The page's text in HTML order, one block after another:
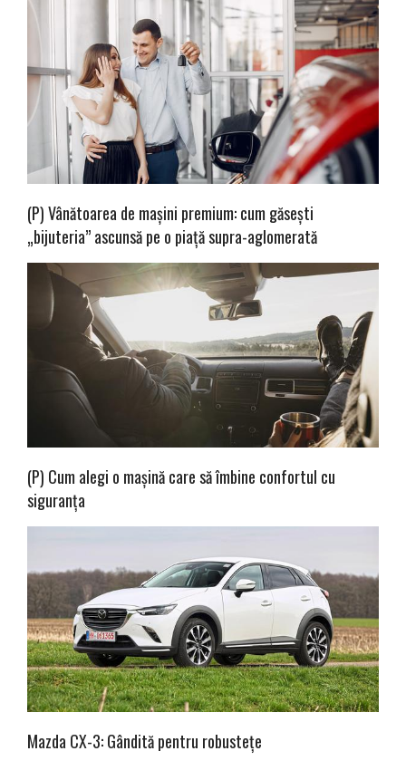
(P) Vânătoarea de mașini premium: cum găsești
„bijuteria” ascunsă pe o piață supra-aglomerată
(P) Cum alegi o mașină care să îmbine confortul cu
siguranța
Mazda CX-3: Gândită pentru robustețe